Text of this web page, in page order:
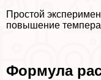
Простой
повышение
Формула